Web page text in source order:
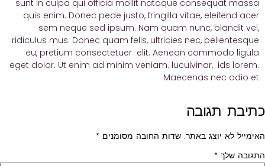
sunt in culpa qui officia mollit natoque consequat massa
quis enim. Donec pede justo, fringilla vitae, eleifend acer
sem neque sed ipsum. Nam quam nunc, blandit vel,
ridiculus mus. Donec quam felis, ultricies nec, pellentesque
eu, pretium consectetuer elit. Aenean commodo ligula
eget dolor. Ut enim ad minim veniam. luculvinar, ids lorem.
Maecenas nec odio et
כתיבת תגובה
האימייל לא יוצג באתר. שדות החובה מסומנים *
התגובה שלך *